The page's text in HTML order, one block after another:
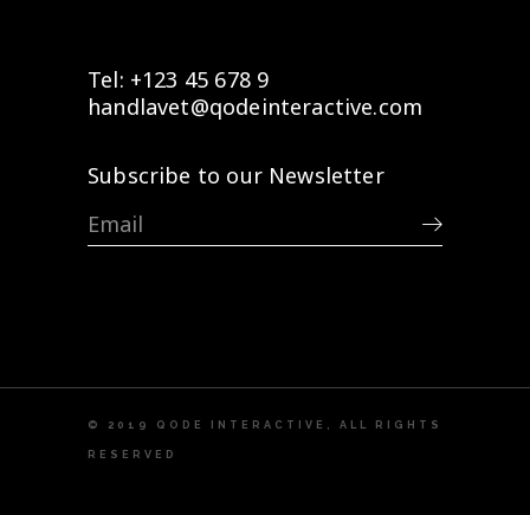
Tel: +123 45 678 9
handlavet@qodeinteractive.com
Subscribe to our Newsletter
© 2019 QODE INTERACTIVE , ALL RIGHTS
RESERVED